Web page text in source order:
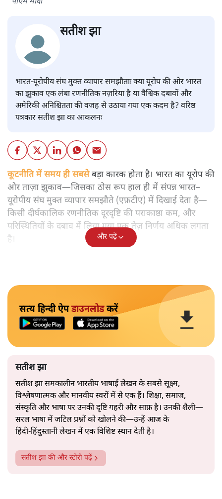
सतीश झा
भारत-यूरोपीय संघ मुक्त व्यापार समझौताः क्या यूरोप की ओर भारत
का झुकाव एक लंबा रणनीतिक नज़रिया है या वैश्विक दबावों और
अमेरिकी अनिश्चितता की वजह से उठाया गया एक कदम है? वरिष्ठ
पत्रकार सतीश झा का आकलनः
कूटनीति में समय ही सबसेबड़ा कारक होता है। भारत का यूरोप की
ओर ताज़ा झुकाव—जिसका ठोस रूप हाल ही में संपन्न भारत–
यूरोपीय संघ मुक्त व्यापार समझौते (एफ़टीए) में दिखाई देता है—
किसी दीर्घकालिक रणनीतिक दूरदृष्टि की पराकाष्ठा कम, और
परिस्थितियों के दबाव में लिया गया एक तेज़ निर्णय अधिक लगता
है।
और पढ़ें
सत्य हिन्दी ऐपडाउनलोडकरें
सतीश झा
सतीश झा समकालीन भारतीय भाषाई लेखन के सबसे सूक्ष्म,
विश्लेषणात्मक और मानवीय स्वरों में से एक हैं। शिक्षा, समाज,
संस्कृति और भाषा पर उनकी दृष्टि गहरी और साफ़ है। उनकी शैली—
सरल भाषा में जटिल प्रश्नों को खोलने की—उन्हें आज के
हिंदी‑हिंदुस्तानी लेखन में एक विशिष्ट स्थान देती है।
सतीश झा की और स्टोरी पढ़ें